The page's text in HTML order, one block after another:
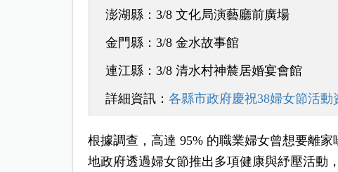
澎湖縣：3/8 文化局演藝廳前廣場
金門縣：3/8 金水故事館
連江縣：3/8 清水村神辳居婚宴會館
詳細資訊： 各縣市政府慶祝38婦女節活動
根據調查，高達 95% 的職業婦女曾想要離
地政府透過婦女節推出多項健康與紓壓活動